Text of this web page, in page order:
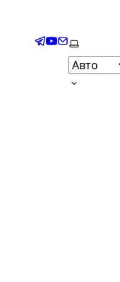
Telegram
YouTube
Email